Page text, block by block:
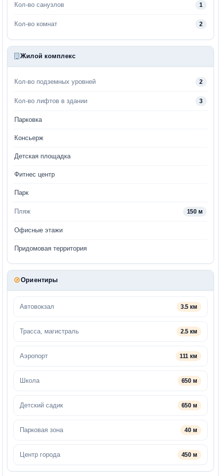
Кол-во санузлов 1
Кол-во комнат 2
Жилой комплекс
Кол-во подземных уровней 2
Кол-во лифтов в здании 3
Парковка
Консьерж
Детская площадка
Фитнес центр
Парк
Пляж 150 м
Офисные этажи
Придомовая территория
Ориентиры
Автовокзал 3.5 км
Трасса, магистраль 2.5 км
Аэропорт 111 км
Школа 650 м
Детский садик 650 м
Парковая зона 40 м
Центр города 450 м